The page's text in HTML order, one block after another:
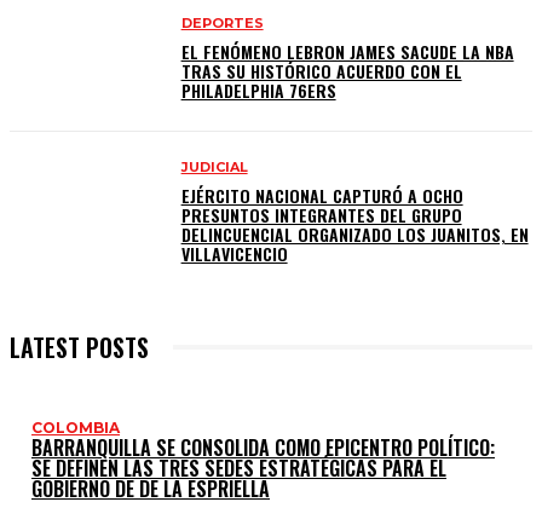
DEPORTES
EL FENÓMENO LEBRON JAMES SACUDE LA NBA
TRAS SU HISTÓRICO ACUERDO CON EL
PHILADELPHIA 76ERS
JUDICIAL
EJÉRCITO NACIONAL CAPTURÓ A OCHO
PRESUNTOS INTEGRANTES DEL GRUPO
DELINCUENCIAL ORGANIZADO LOS JUANITOS, EN
VILLAVICENCIO
LATEST POSTS
COLOMBIA
BARRANQUILLA SE CONSOLIDA COMO EPICENTRO POLÍTICO:
SE DEFINEN LAS TRES SEDES ESTRATÉGICAS PARA EL
GOBIERNO DE DE LA ESPRIELLA